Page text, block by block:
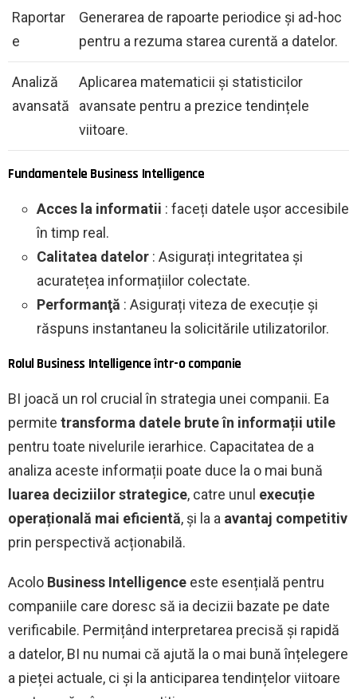
Raportar
e
Generarea de rapoarte periodice și ad-hoc
pentru a rezuma starea curentă a datelor.
Analiză
avansată
Aplicarea matematicii și statisticilor
avansate pentru a prezice tendințele
viitoare.
Fundamentele Business Intelligence
Acces la informatii : faceți datele ușor accesibile
în timp real.
Calitatea datelor : Asigurați integritatea și
acuratețea informațiilor colectate.
Performanţă : Asigurați viteza de execuție și
răspuns instantaneu la solicitările utilizatorilor.
Rolul Business Intelligence într-o companie
BI joacă un rol crucial în strategia unei companii. Ea
permite transforma datele brute în informații utile
pentru toate nivelurile ierarhice. Capacitatea de a
analiza aceste informații poate duce la o mai bună
luarea deciziilor strategice, catre unul execuție
operațională mai eficientă, și la a avantaj competitiv
prin perspectivă acționabilă.
Acolo Business Intelligence este esențială pentru
companiile care doresc să ia decizii bazate pe date
verificabile. Permițând interpretarea precisă și rapidă
a datelor, BI nu numai că ajută la o mai bună înțelegere
a pieței actuale, ci și la anticiparea tendințelor viitoare